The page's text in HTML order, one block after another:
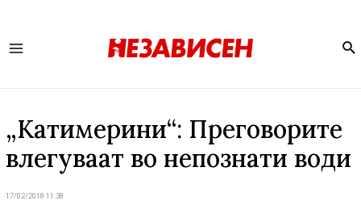
„Катимерини“: Преговорите
влегуваат во непознати води
17/02/2018 11:38